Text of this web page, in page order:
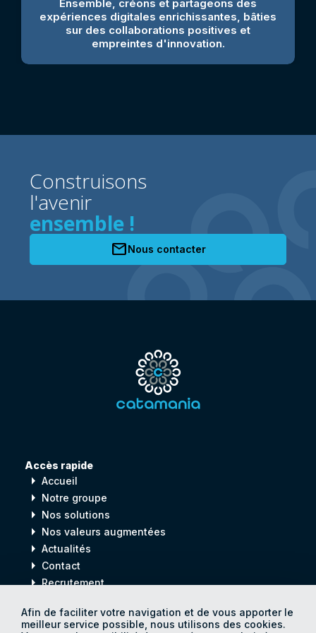
Afin de faciliter votre navigation et de vous apporter le
meilleur service possible, nous utilisons des cookies.
Ensemble, créons et partageons des
expériences digitales enrichissantes, bâties
sur des collaborations positives et
empreintes d'innovation.
Construisons
l'avenir
ensemble !
mailNous contacter
Accès rapide
arrow_right Accueil
arrow_right Notre groupe
arrow_right Nos solutions
arrow_right Nos valeurs augmentées
arrow_right Actualités
arrow_right Contact
arrow_rightRecrutement